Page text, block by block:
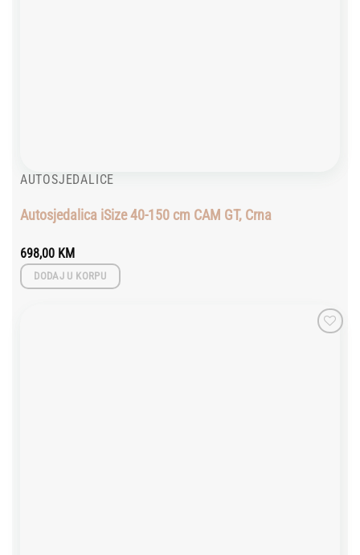
AUTOSJEDALICE
Autosjedalica iSize 40-150 cm CAM GT, Crna
698,00 KM
DODAJ U KORPU